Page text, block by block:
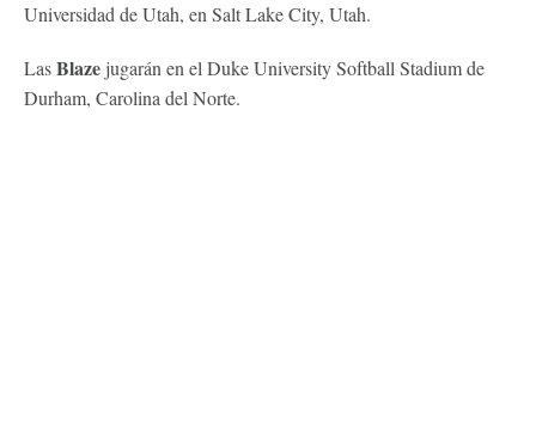
Universidad de Utah, en Salt Lake City, Utah.
LasBlaze jugarán en el Duke University Softball Stadium de
Durham, Carolina del Norte.